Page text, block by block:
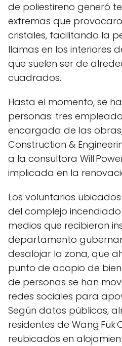
de poliestireno generó
extremas que
cristales, facilitando la
llamas en los interiores
que suelen ser de
cuadrados.
Hasta el momento, se
personas: tres
encargada de las
Construction &
a la consultora Will
implicada en la
Los voluntarios
del complejo
medios que recibieron
departamento
desalojar la zona, que
punto de acopio de
de personas se han
redes sociales para
Según datos públicos,
residentes de Wang Fuk
reubicados en